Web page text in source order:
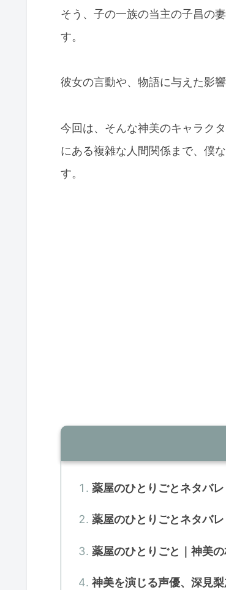
そう、子の一族の当主の子昌の
す。
彼女の言動や、物語に与えた影
今回は、そんな神美のキャラク
にある複雑な人間関係まで、僕
す。
薬屋のひとりごとネタバ
薬屋のひとりごとネタバ
薬屋のひとりごと｜神美
神美を演じる声優、深見